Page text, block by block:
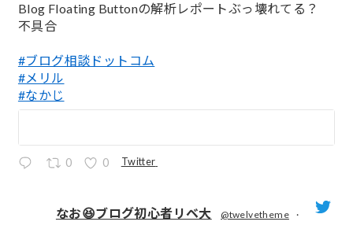
Blog Floating Buttonの解析レポートぶっ壊れてる？
不具合
#ブログ相談ドットコム
#メリル
#なかじ
0 0 Twitter
なお😆ブログ初心者リベ大 @twelvetheme
·